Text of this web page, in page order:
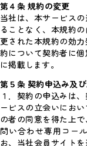
第４条 規約の変更
当社は、本サービス
ることなく、本規約
更された本規約の効
約について契約者に
に掲載します。
第５条 契約申込み及
１．契約の申込みは
ービスの立会いにお
の者の同意を得た上
問い合わせ専用コー
お、当社会員サイト